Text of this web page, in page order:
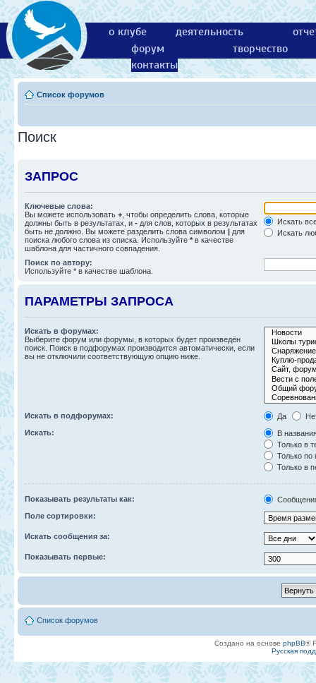
о клубе деятельность
форум
творчество
контакты
Список форумов
Поиск
ЗАПРОС
Ключевые слова:
Вы можете использовать + , чтобы определить слова, которые
должны быть в результатах, и - для слов, которых в результатах
быть не должно. Вы можете разделить слова символом | для
поиска любого слова из списка. Используйте * в качестве
шаблона для частичного совпадения.
Искать
Искать
Поиск по автору:
Используйте * в качестве шаблона.
ПАРАМЕТРЫ ЗАПРОСА
Искать в форумах:
Выберите форум или форумы, в которых будет произведён
поиск. Поиск в подфорумах производится автоматически, если
вы не отключили соответствующую опцию ниже.
Искать в подфорумах: Да
Искать:
В
Только в
Только по
Только в
Показывать результаты как:
Поле сортировки:
Искать сообщения за:
Показывать первые:
Список форумов
Создано на основе phpBB®
Русская